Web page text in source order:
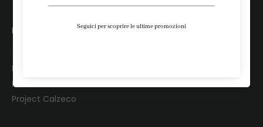
LEGALI
Termini e Condizioni
Informativa Privacy
Informativa Cookies
Project Calzeco